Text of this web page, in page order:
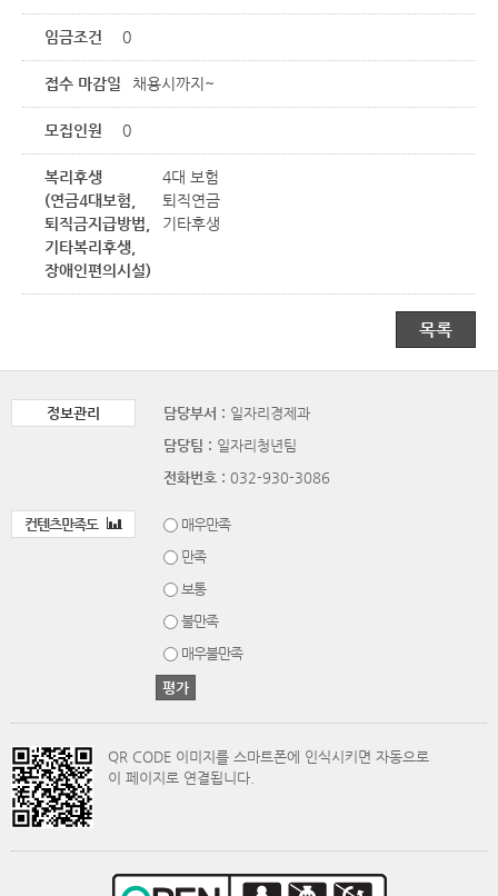
임금조건 0
접수 마감일 채용시까지~
모집인원 0
복리후생
(연금4대보험,
퇴직금지급방법,
기타복리후생,
장애인편의시설)
4대 보험
퇴직연금
기타후생
목록
정보관리 담당부서 : 일자리경제과
담당팀 : 일자리청년팀
전화번호 : 032-930-3086
컨텐츠만족도
매우만족
만족
보통
불만족
매우불만족
QR CODE 이미지를 스마트폰에 인식시키면 자동으로
이 페이지로 연결됩니다.